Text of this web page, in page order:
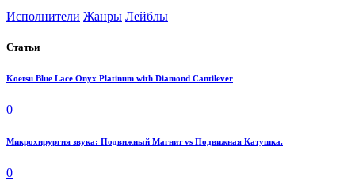
Исполнители Жанры Лейблы
Статьи
Koetsu Blue Lace Onyx Platinum with Diamond Cantilever
0
Микрохирургия звука: Подвижный Магнит vs Подвижная Катушка.
0